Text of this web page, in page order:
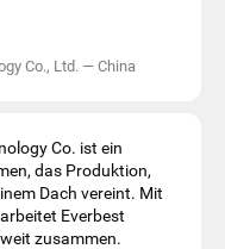
Co., Ltd. — China
Co. ist ein
das Produktion,
Dach vereint. Mit
Everbest
zusammen.